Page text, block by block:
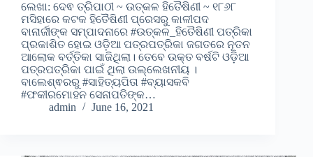
ଲେଖା: ଦେଵ ତ୍ରିପାଠୀ ~ ଉତ୍କଳ ହିତୈଷିଣୀ ~ ୧୮୬୮
ମସିହାରେ କଟକ ହିତୈଷିଣୀ ପ୍ରେସରୁ କାଳୀପଦ
ବାନାର୍ଜୀଙ୍କ ସମ୍ପାଦନାରେ #ଉତ୍କଳ_ହିତୈଷିଣୀ ପତ୍ରିକା
ପ୍ରକାଶିତ ହୋଇ ଓଡ଼ିଆ ପତ୍ରପତ୍ରିକା ଜଗତରେ ନୂତନ
ଆଲୋକ ବର୍ତ୍ତିକା ସାଜିଥିଲା। ତେବେ ଉକ୍ତ ବର୍ଷଟି ଓଡ଼ିଆ
ପତ୍ରପତ୍ରିକା ପାଇଁ ଥିଲା ଉଲ୍ଲେଖନୀୟ ।
ବାଲେଶ୍ଵରରୁ #ସାହିତ୍ୟପିତା #ବ୍ୟାସକବି
#ଫକୀରମୋହନ ସେନାପତିଙ୍କ…
admin
June 16, 2021